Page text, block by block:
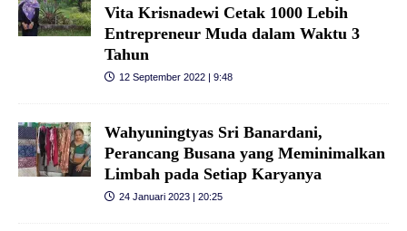
Vita Krisnadewi Cetak 1000 Lebih
Entrepreneur Muda dalam Waktu 3
Tahun
12 September 2022 | 9:48
Wahyuningtyas Sri Banardani,
Perancang Busana yang Meminimalkan
Limbah pada Setiap Karyanya
24 Januari 2023 | 20:25